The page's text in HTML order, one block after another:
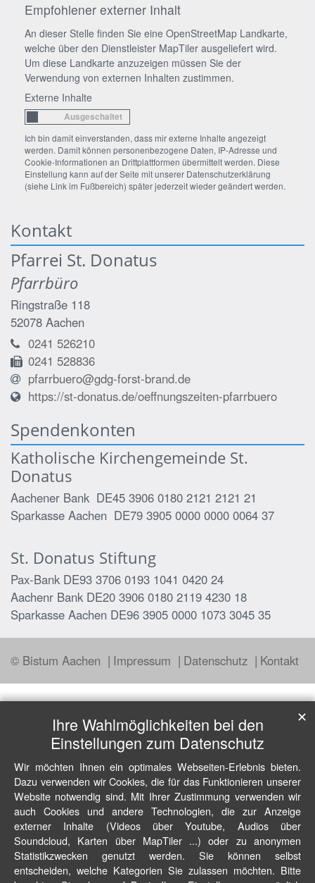
Empfohlener externer Inhalt
An dieser Stelle finden Sie eine OpenStreetMap Landkarte,
welche über den Dienstleister MapTiler ausgeliefert wird.
Um diese Landkarte anzuzeigen müssen Sie der
Verwendung von externen Inhalten zustimmen.
Externe Inhalte
Ich bin damit einverstanden, dass mir externe Inhalte angezeigt
werden. Damit können personenbezogene Daten, IP-Adresse und
Cookie-Informationen an Drittplattformen übermittelt werden. Diese
Einstellung kann auf der Seite mit unserer Datenschutzerklärung
(siehe Link im Fußbereich) später jederzeit wieder geändert werden.
Kontakt
Pfarrei St. Donatus
Pfarrbüro
Ringstraße 118
52078 Aachen
0241 526210
0241 528836
pfarrbuero@gdg-forst-brand.de
https://st-donatus.de/oeffnungszeiten-pfarrbuero
Spendenkonten
Katholische Kirchengemeinde St.
Donatus
Aachener Bank DE45 3906 0180 2121 2121 21
Sparkasse Aachen DE79 3905 0000 0000 0064 37
St. Donatus Stiftung
Pax-Bank DE93 3706 0193 1041 0420 24
Aachenr Bank DE20 3906 0180 2119 4230 18
Sparkasse Aachen DE96 3905 0000 1073 3045 35
© Bistum Aachen Impressum Datenschutz Kontakt
Ihre Wahlmöglichkeiten bei den
Einstellungen zum Datenschutz
Wir möchten Ihnen ein optimales Webseiten-Erlebnis bieten.
Dazu verwenden wir Cookies, die für das Funktionieren unserer
Website notwendig sind. Mit Ihrer Zustimmung verwenden wir
auch Cookies und andere Technologien, die zur Anzeige
externer Inhalte (Videos über Youtube, Audios über
Soundcloud, Karten über MapTiler ...) oder zu anonymen
Statistikzwecken genutzt werden. Sie können selbst
entscheiden, welche Kategorien Sie zulassen möchten. Bitte
✕